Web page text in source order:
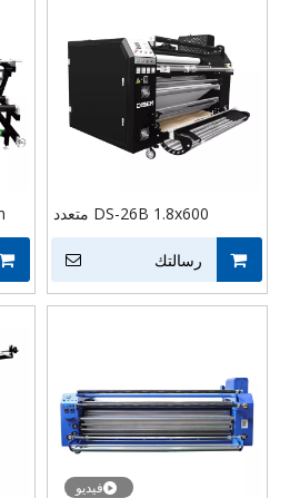
DS-26B 1.8x600 متعدد
الوظائف لفة إلى لفة التقويم
التسامي النسيج النسيج
الأسطوانة آلة نقل الحرارة
الصحافة
رسالتك
فيديو